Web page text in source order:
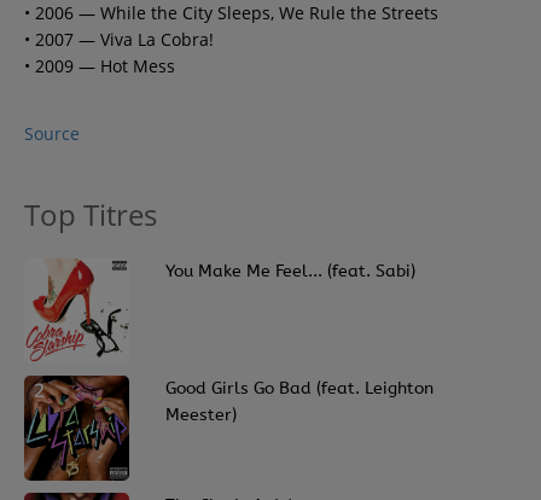
• 2006 — While the City Sleeps, We Rule the Streets
• 2007 — Viva La Cobra!
• 2009 — Hot Mess
Source
Top Titres
You Make Me Feel... (feat. Sabi)
2
Good Girls Go Bad (feat. Leighton
Meester)